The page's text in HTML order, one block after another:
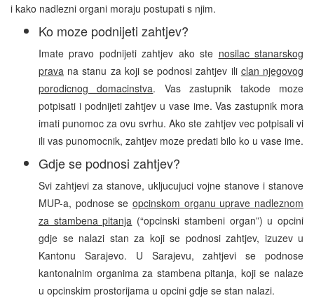
i kako nadlezni organi moraju postupati s njim.
Ko moze podnijeti zahtjev?
Imate pravo podnijeti zahtjev ako ste nosilac stanarskog
prava na stanu za koji se podnosi zahtjev ili clan njegovog
porodicnog domacinstva. Vas zastupnik takode moze
potpisati i podnijeti zahtjev u vase ime. Vas zastupnik mora
imati punomoc za ovu svrhu. Ako ste zahtjev vec potpisali vi
ili vas punomocnik, zahtjev moze predati bilo ko u vase ime.
Gdje se podnosi zahtjev?
Svi zahtjevi za stanove, ukljucujuci vojne stanove i stanove
MUP-a, podnose se opcinskom organu uprave nadleznom
za stambena pitanja (“opcinski stambeni organ”) u opcini
gdje se nalazi stan za koji se podnosi zahtjev, izuzev u
Kantonu Sarajevo. U Sarajevu, zahtjevi se podnose
kantonalnim organima za stambena pitanja, koji se nalaze
u opcinskim prostorijama u opcini gdje se stan nalazi.